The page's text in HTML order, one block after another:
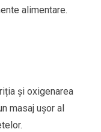
alimentare.
și oxigenarea
masaj ușor al